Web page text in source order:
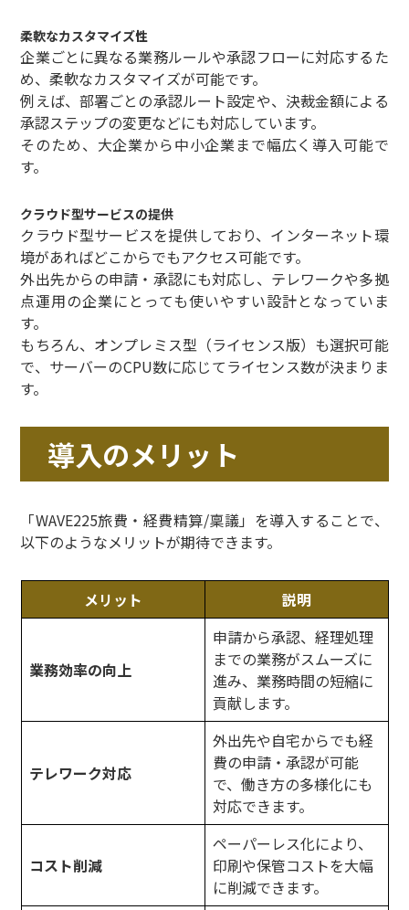
柔軟なカスタマイズ性
企業ごとに異なる業務ルールや承認フローに対応するた
め、柔軟なカスタマイズが可能です。
例えば、部署ごとの承認ルート設定や、決裁金額による
承認ステップの変更などにも対応しています。
そのため、大企業から中小企業まで幅広く導入可能で
す。
クラウド型サービスの提供
クラウド型サービスを提供しており、インターネット環
境があればどこからでもアクセス可能です。
外出先からの申請・承認にも対応し、テレワークや多拠
点運用の企業にとっても使いやすい設計となっていま
す。
もちろん、オンプレミス型（ライセンス版）も選択可能
で、サーバーのCPU数に応じてライセンス数が決まりま
す。
導入のメリット
「WAVE225旅費・経費精算/稟議」を導入することで、
以下のようなメリットが期待できます。
メリット 説明
業務効率の向上
申請から承認、経理処理
までの業務がスムーズに
進み、業務時間の短縮に
貢献します。
テレワーク対応
外出先や自宅からでも経
費の申請・承認が可能
で、働き方の多様化にも
対応できます。
コスト削減
ペーパーレス化により、
印刷や保管コストを大幅
に削減できます。